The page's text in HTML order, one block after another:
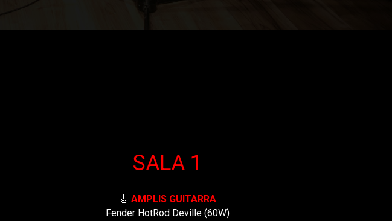
SALA 1
🎸 AMPLIS GUITARRA
Fender HotRod Deville (60W)